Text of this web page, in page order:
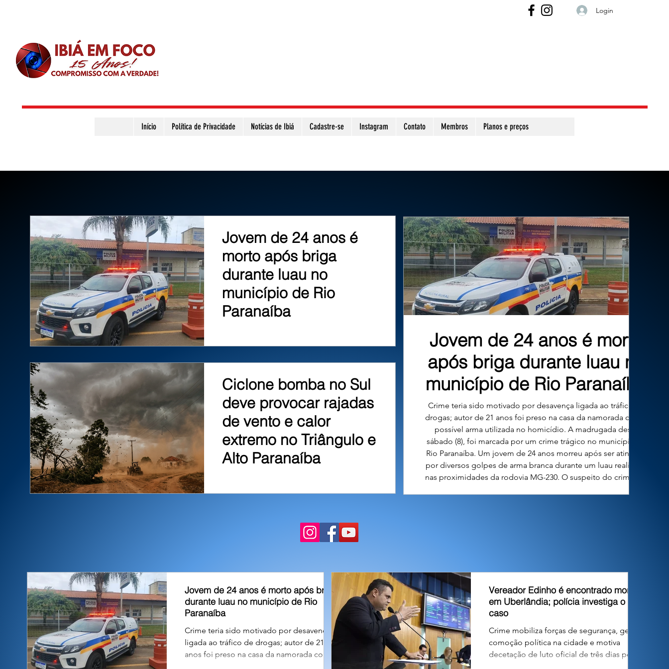
Login
Início Política de Privacidade Notícias de Ibiá Cadastre-se Instagram Contato Membros Planos e preços
Jovem de 24 anos é
morto após briga
durante luau no
município de Rio
Paranaíba
Ciclone bomba no Sul
deve provocar rajadas
de vento e calor
extremo no Triângulo e
Alto Paranaíba
Jovem de 24 anos é morto
após briga durante luau no
município de Rio Paranaíba
Crime teria sido motivado por desavença ligada ao tráfico de
drogas; autor de 21 anos foi preso na casa da namorada com a
possível arma utilizada no homicídio. A madrugada deste
sábado (8), foi marcada por um crime trágico no município de
Rio Paranaíba. Um jovem de 24 anos morreu após ser atingido
por diversos golpes de arma branca durante um luau realizado
nas proximidades da rodovia MG-230. O suspeito do crime, de
Jovem de 24 anos é morto após briga
durante luau no município de Rio
Paranaíba
Crime teria sido motivado por desavença
ligada ao tráfico de drogas; autor de 21
anos foi preso na casa da namorada com a
Vereador Edinho é encontrado morto
em Uberlândia; polícia investiga o
caso
Crime mobiliza forças de segurança, gera
comoção política na cidade e motiva
decetação de luto oficial de três dias pelo